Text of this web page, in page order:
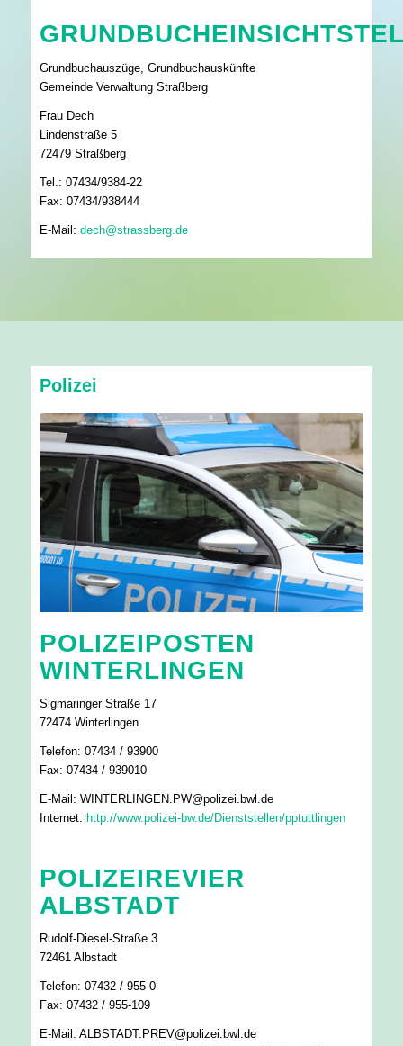
Grundbuchauszüge, Grundbuchauskünfte
Gemeinde Verwaltung Straßberg
Frau Dech
Lindenstraße 5
72479 Straßberg
Tel.: 07434/9384-22
Fax: 07434/938444
E-Mail: dech@strassberg.de
Polizei
POLIZEIPOSTEN
WINTERLINGEN
Sigmaringer Straße 17
72474 Winterlingen
Telefon: 07434 / 93900
Fax: 07434 / 939010
E-Mail: WINTERLINGEN.PW@polizei.bwl.de
Internet: http://www.polizei-bw.de/Dienststellen/pptuttlingen
POLIZEIREVIER
ALBSTADT
Rudolf-Diesel-Straße 3
72461 Albstadt
Telefon: 07432 / 955-0
Fax: 07432 / 955-109
E-Mail: ALBSTADT.PREV@polizei.bwl.de